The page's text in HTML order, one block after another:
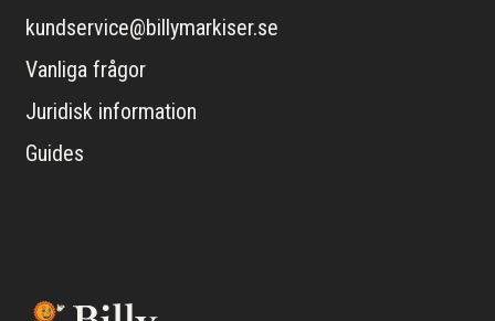
kundservice@billymarkiser.se
Vanliga frågor
Juridisk information
Guides